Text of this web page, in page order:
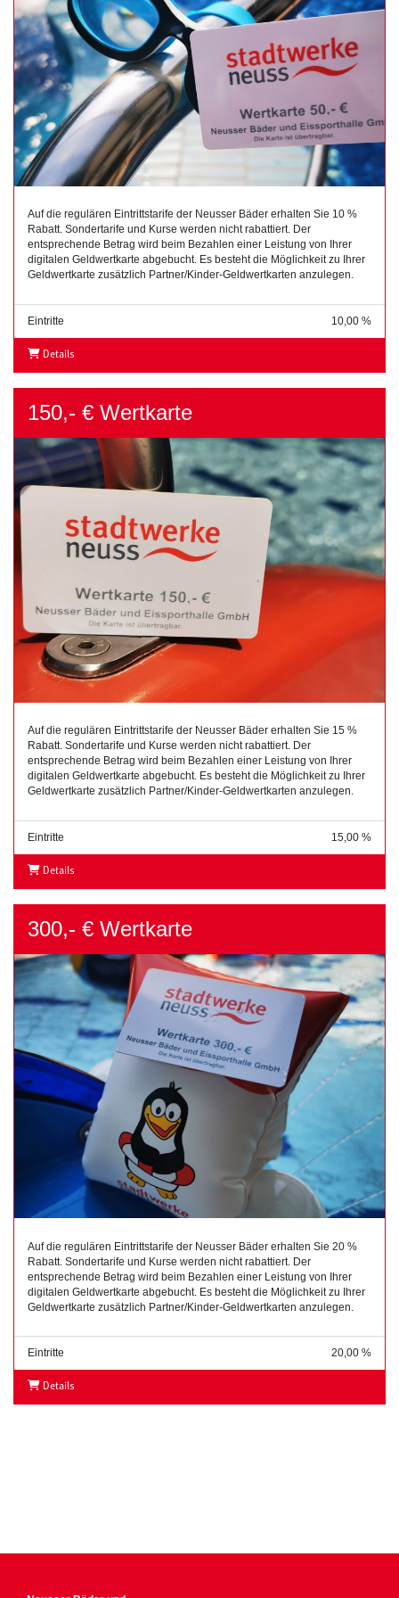
Auf die regulären Eintrittstarife der Neusser Bäder erhalten Sie 10 %
Rabatt. Sondertarife und Kurse werden nicht rabattiert. Der
entsprechende Betrag wird beim Bezahlen einer Leistung von Ihrer
digitalen Geldwertkarte abgebucht. Es besteht die Möglichkeit zu Ihrer
Geldwertkarte zusätzlich Partner/Kinder-Geldwertkarten anzulegen.
Eintritte 10,00 %
Details
150,- € Wertkarte
Auf die regulären Eintrittstarife der Neusser Bäder erhalten Sie 15 %
Rabatt. Sondertarife und Kurse werden nicht rabattiert. Der
entsprechende Betrag wird beim Bezahlen einer Leistung von Ihrer
digitalen Geldwertkarte abgebucht. Es besteht die Möglichkeit zu Ihrer
Geldwertkarte zusätzlich Partner/Kinder-Geldwertkarten anzulegen.
Eintritte 15,00 %
Details
300,- € Wertkarte
Auf die regulären Eintrittstarife der Neusser Bäder erhalten Sie 20 %
Rabatt. Sondertarife und Kurse werden nicht rabattiert. Der
entsprechende Betrag wird beim Bezahlen einer Leistung von Ihrer
digitalen Geldwertkarte abgebucht. Es besteht die Möglichkeit zu Ihrer
Geldwertkarte zusätzlich Partner/Kinder-Geldwertkarten anzulegen.
Eintritte 20,00 %
Details